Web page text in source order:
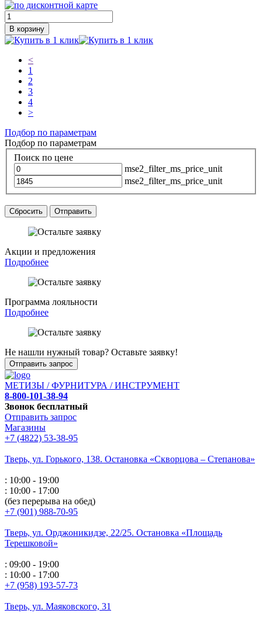
В корзину
<
1
2
3
4
>
Подбор по параметрам
Подбор по параметрам
Поиск по цене
mse2_filter_ms_price_unit
mse2_filter_ms_price_unit
Сбросить Отправить
Акции и предложения
Подробнее
Программа лояльности
Подробнее
Не нашли нужный товар? Оставьте заявку!
Отправить запрос
МЕТИЗЫ / ФУРНИТУРА / ИНСТРУМЕНТ
8-800-101-38-94
Звонок бесплатный
Отправить запрос
Магазины
+7 (4822) 53-38-95
Тверь, ул. Горького, 138. Остановка «Скворцова – Степанова»
: 10:00 - 19:00
: 10:00 - 17:00
(без перерыва на обед)
+7 (901) 988-70-95
Тверь, ул. Орджоникидзе, 22/25. Остановка «Площадь
Терешковой»
: 09:00 - 19:00
: 10:00 - 17:00
+7 (958) 193-57-73
Тверь, ул. Маяковского, 31